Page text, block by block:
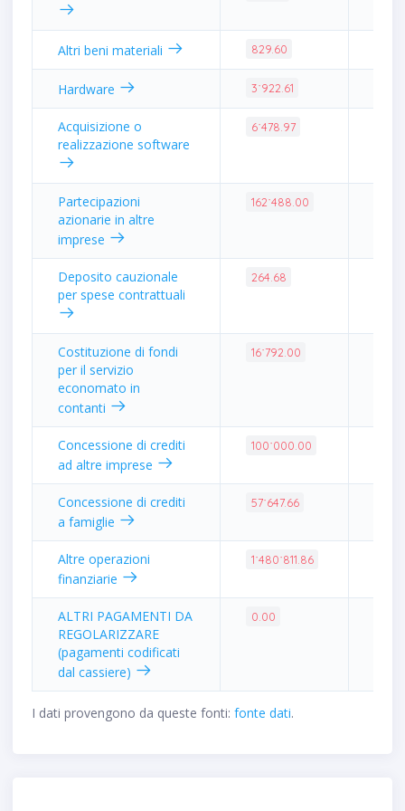
Altri beni materiali 829.60
Hardware 3˙922.61
Acquisizione o
realizzazione software
6˙478.97
Partecipazioni
azionarie in altre
imprese
162˙488.00
Deposito cauzionale
per spese contrattuali
264.68
Costituzione di fondi
per il servizio
economato in
contanti
16˙792.00
Concessione di crediti
ad altre imprese
100˙000.00
Concessione di crediti
a famiglie
57˙647.66
Altre operazioni
finanziarie
1˙480˙811.86
ALTRI PAGAMENTI DA
REGOLARIZZARE
(pagamenti codificati
dal cassiere)
0.00
I dati provengono da queste fonti: fonte dati.